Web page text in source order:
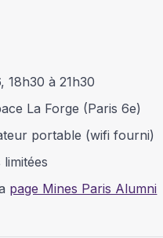
18h30 à 21h30
La Forge (Paris 6e)
portable (wifi fourni)
page Mines Paris Alumni